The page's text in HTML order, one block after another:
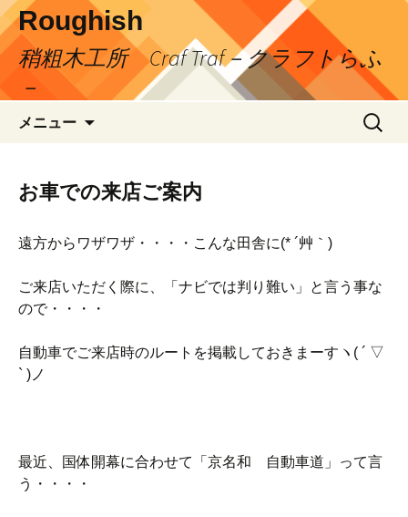
コ
ン
テ
ツ
ス
Roughish
稍粗木工所 Craf Traf－クラフトらふ
－
メニュー
検
索:
お車での来店ご案内
遠方からワザワザ・・・・こんな田舎に(* ´艸｀)
ご来店いただく際に、「ナビでは判り難い」と言う事な
ので・・・・
自動車でご来店時のルートを掲載しておきまーすヽ( ´ ▽
` )ノ
最近、国体開幕に合わせて「京名和 自動車道」って言
う・・・・